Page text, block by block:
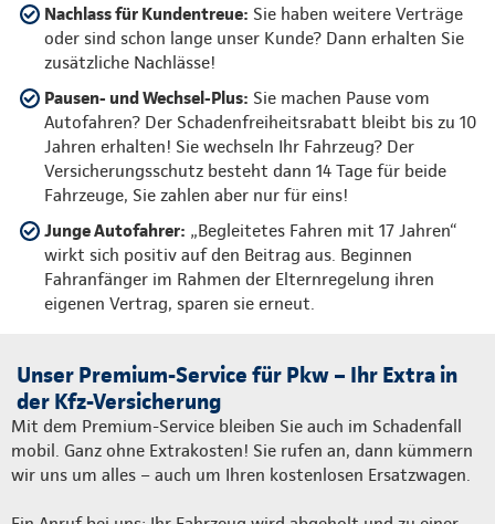
Nachlass für Kundentreue: Sie haben weitere Verträge
oder sind schon lange unser Kunde? Dann erhalten Sie
zusätzliche Nachlässe!
Pausen- und Wechsel-Plus: Sie machen Pause vom
Autofahren? Der Schadenfreiheitsrabatt bleibt bis zu 10
Jahren erhalten! Sie wechseln Ihr Fahrzeug? Der
Versicherungsschutz besteht dann 14 Tage für beide
Fahrzeuge, Sie zahlen aber nur für eins!
Junge Autofahrer: „Begleitetes Fahren mit 17 Jahren“
wirkt sich positiv auf den Beitrag aus. Beginnen
Fahranfänger im Rahmen der Elternregelung ihren
eigenen Vertrag, sparen sie erneut.
Unser Premium-Service für Pkw – Ihr Extra in
der Kfz-Versicherung
Mit dem Premium-Service bleiben Sie auch im Schadenfall
mobil. Ganz ohne Extrakosten! Sie rufen an, dann kümmern
wir uns um alles – auch um Ihren kostenlosen Ersatzwagen.